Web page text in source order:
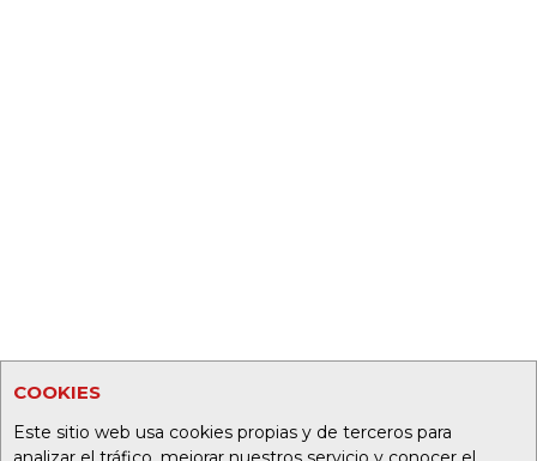
COOKIES
Este sitio web usa cookies propias y de terceros para